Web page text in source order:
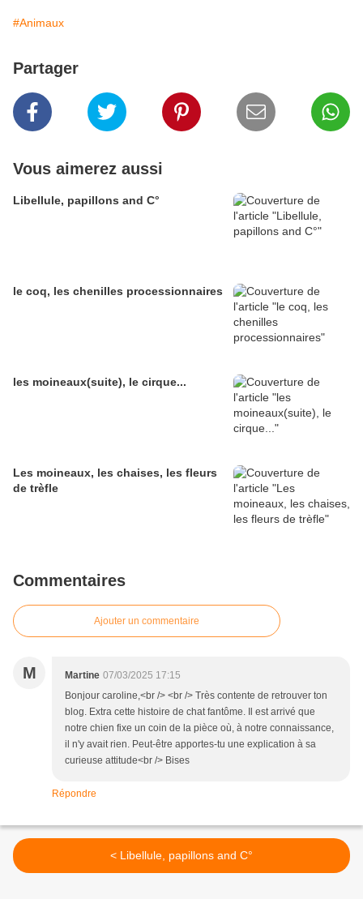
#Animaux
Partager
Vous aimerez aussi
Libellule, papillons and C°
le coq, les chenilles processionnaires
les moineaux(suite), le cirque...
Les moineaux, les chaises, les fleurs
de trèfle
Commentaires
Ajouter un commentaire
M Martine 07/03/2025 17:15
Bonjour caroline,<br /> <br /> Très contente de retrouver ton
blog. Extra cette histoire de chat fantôme. Il est arrivé que
notre chien fixe un coin de la pièce où, à notre connaissance,
il n'y avait rien. Peut-être apportes-tu une explication à sa
curieuse attitude<br /> Bises
Répondre
< Libellule, papillons and C°